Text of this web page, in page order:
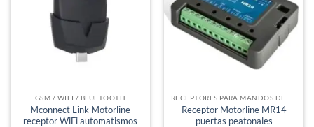
GSM / WIFI / BLUETOOTH
Mconnect Link Motorline
receptor WiFi automatismos
RECEPTORES PARA MANDOS DE GARAJE
Receptor Motorline MR14
puertas peatonales